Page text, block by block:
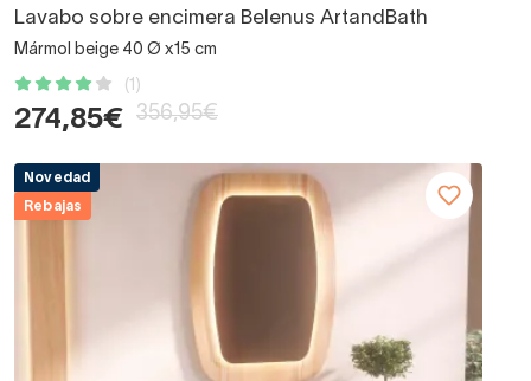
Lavabo sobre encimera Belenus ArtandBath
Mármol beige 40 Ø x15 cm
(1)
274,85€ 356,95€
Novedad
Rebajas